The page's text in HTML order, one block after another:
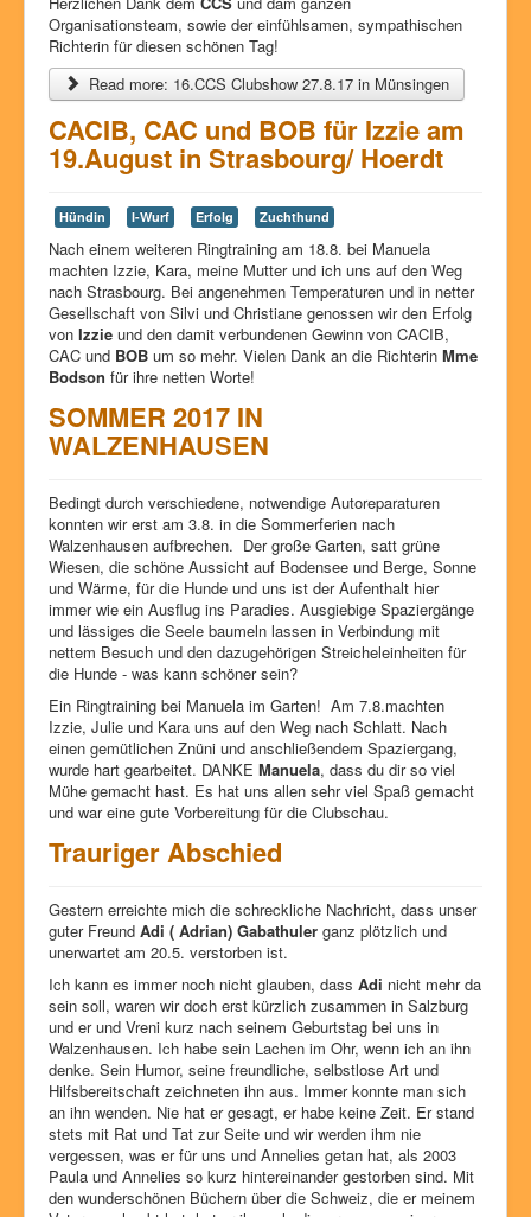
Organisationsteam, sowie der einfühlsamen, sympathischen
Richterin für diesen schönen Tag!
Read more: 16.CCS Clubshow 27.8.17 in Münsingen
CACIB, CAC und BOB für Izzie am
19.August in Strasbourg/ Hoerdt
Hündin I-Wurf Erfolg Zuchthund
Nach einem weiteren Ringtraining am 18.8. bei Manuela
machten Izzie, Kara, meine Mutter und ich uns auf den Weg
nach Strasbourg. Bei angenehmen Temperaturen und in netter
Gesellschaft von Silvi und Christiane genossen wir den Erfolg
von Izzie und den damit verbundenen Gewinn von CACIB,
CAC und BOB um so mehr. Vielen Dank an die Richterin Mme
Bodson für ihre netten Worte!
SOMMER 2017 IN
WALZENHAUSEN
Bedingt durch verschiedene, notwendige Autoreparaturen
konnten wir erst am 3.8. in die Sommerferien nach
Walzenhausen aufbrechen. Der große Garten, satt grüne
Wiesen, die schöne Aussicht auf Bodensee und Berge, Sonne
und Wärme, für die Hunde und uns ist der Aufenthalt hier
immer wie ein Ausflug ins Paradies. Ausgiebige Spaziergänge
und lässiges die Seele baumeln lassen in Verbindung mit
nettem Besuch und den dazugehörigen Streicheleinheiten für
die Hunde - was kann schöner sein?
Ein Ringtraining bei Manuela im Garten! Am 7.8.machten
Izzie, Julie und Kara uns auf den Weg nach Schlatt. Nach
einen gemütlichen Znüni und anschließendem Spaziergang,
wurde hart gearbeitet. DANKE Manuela, dass du dir so viel
Mühe gemacht hast. Es hat uns allen sehr viel Spaß gemacht
und war eine gute Vorbereitung für die Clubschau.
Trauriger Abschied
Gestern erreichte mich die schreckliche Nachricht, dass unser
guter Freund Adi ( Adrian) Gabathuler ganz plötzlich und
unerwartet am 20.5. verstorben ist.
Ich kann es immer noch nicht glauben, dass Adi nicht mehr da
sein soll, waren wir doch erst kürzlich zusammen in Salzburg
und er und Vreni kurz nach seinem Geburtstag bei uns in
Walzenhausen. Ich habe sein Lachen im Ohr, wenn ich an ihn
denke. Sein Humor, seine freundliche, selbstlose Art und
Hilfsbereitschaft zeichneten ihn aus. Immer konnte man sich
an ihn wenden. Nie hat er gesagt, er habe keine Zeit. Er stand
stets mit Rat und Tat zur Seite und wir werden ihm nie
vergessen, was er für uns und Annelies getan hat, als 2003
Paula und Annelies so kurz hintereinander gestorben sind. Mit
den wunderschönen Büchern über die Schweiz, die er meinem